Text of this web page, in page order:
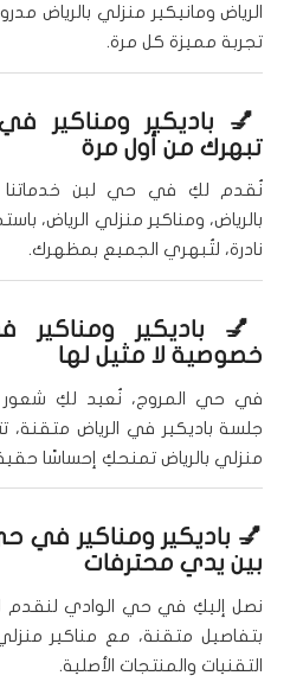
الرياض ومانيكير منزلي بالرياض
تجربة مميزة كل مرة.
💅 باديكير ومناكير
تبهرك من أول مرة
نُقدم لكِ في حي لبن خدماتنا
بالرياض، ومناكير منزلي الرياض،
نادرة، لتُبهري الجميع بمظهرك.
💅 باديكير
خصوصية لا مثيل لها
في حي المروج، نُعيد لكِ شعور
جلسة باديكير في الرياض متقنة،
منزلي بالرياض تمنحكِ إحساسًا
💅 باديكير ومناكير في
بين يدي محترفات
نصل إليكِ في حي الوادي لنقدم
بتفاصيل متقنة، مع مناكير
التقنيات والمنتجات الأصلية.